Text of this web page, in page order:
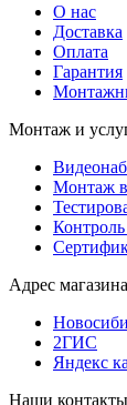
О нас
Доставка
Оплата
Гарантия
Монтаж и
Монтаж
Контроль
Адрес магазина
2ГИС
Яндекс
Наши контакты